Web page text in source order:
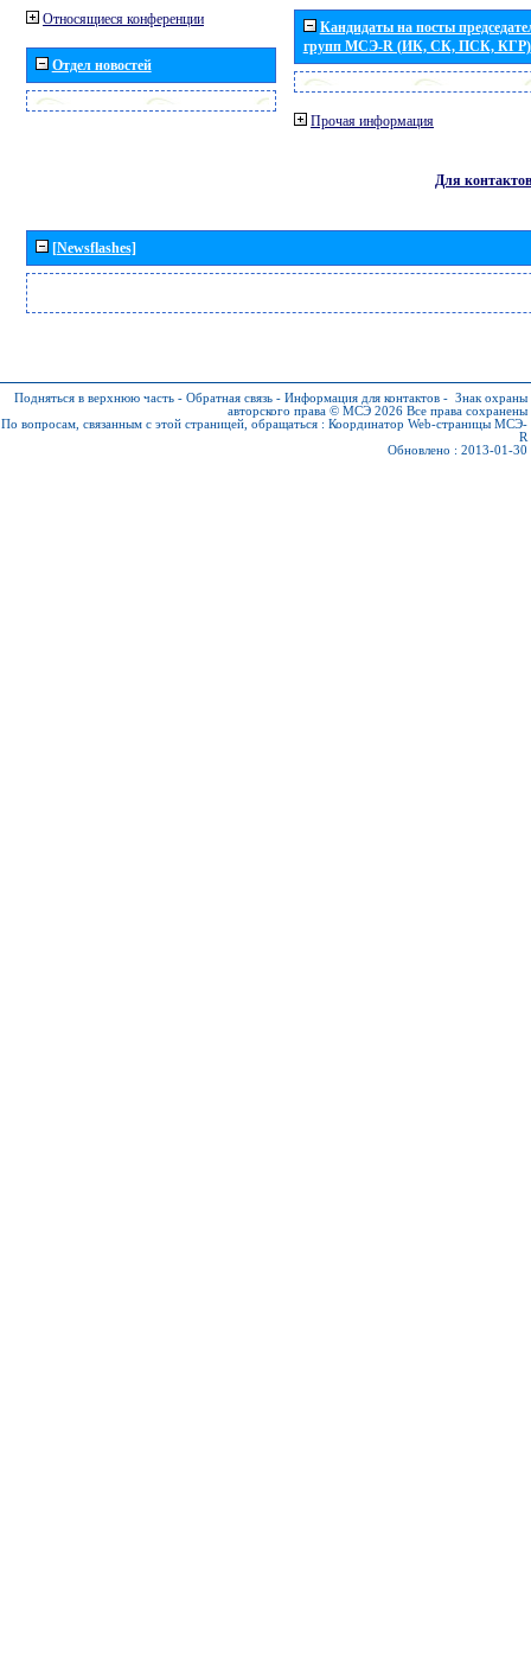
Относящиеся конференции
Отдел новостей
Кандидаты на посты
групп МСЭ-R (ИК, СК, ПСК, КГР)
Прочая информация
Для контактов
[Newsflashes]
Подняться в верхнюю часть - Обратная связь - Информация для контактов - Знак охраны
авторского права © МСЭ 2026 Все права сохранены
По вопросам, связанным с этой страницей, обращаться : Координатор Web-страницы МСЭ-
R
Обновлено : 2013-01-30